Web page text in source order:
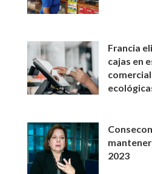
Francia
cajas en
2023